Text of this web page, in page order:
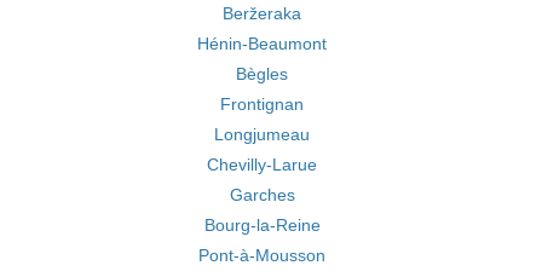
Beržeraka
Hénin-Beaumont
Bègles
Frontignan
Longjumeau
Chevilly-Larue
Garches
Bourg-la-Reine
Pont-à-Mousson